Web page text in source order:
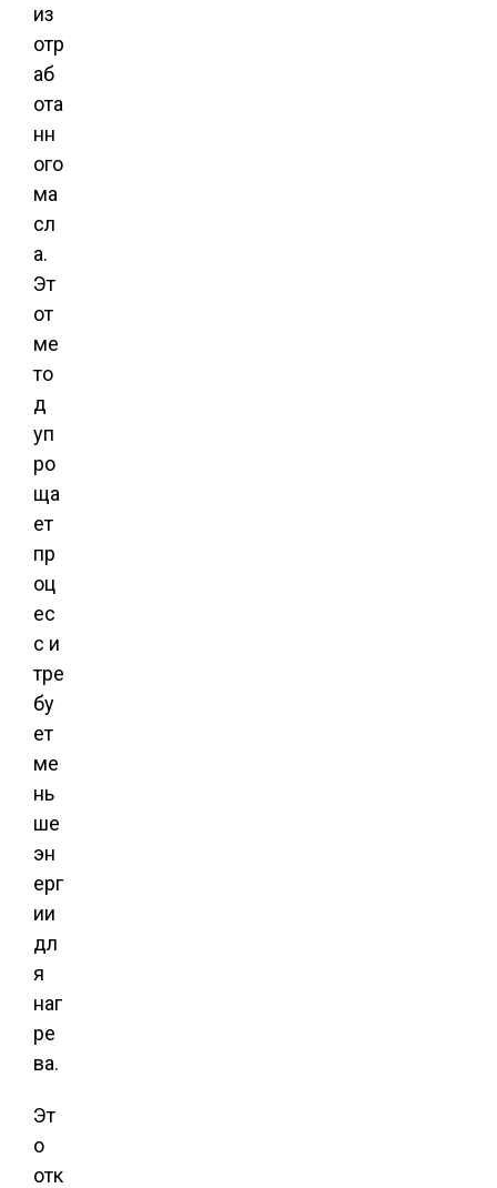
из
отр
аб
ота
нн
ого
ма
сл
а.
Эт
от
ме
то
д
уп
ро
ща
ет
пр
оц
ес
с и
тре
бу
ет
ме
нь
ше
эн
ерг
ии
дл
я
наг
ре
ва.
Эт
о
отк